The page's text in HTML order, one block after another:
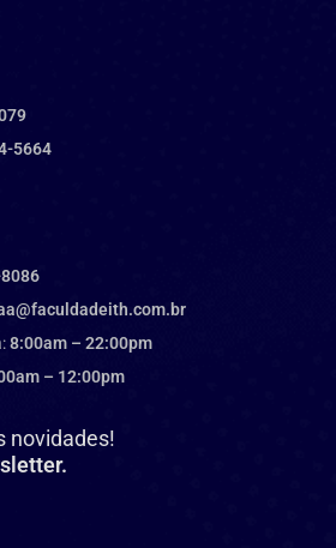
5664
8:00am – 22:00pm
– 12:00pm
novidades!